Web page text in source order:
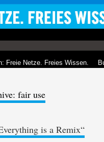
Freie Netze. Freies Wissen.
fair use
is a Remix“